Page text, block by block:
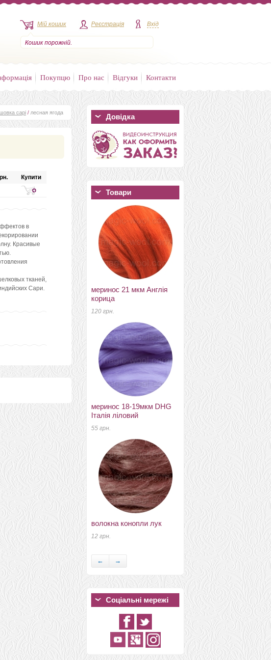
Мій кошик
Кошик порожній.
Реєстрація Вхід
Покупцю Про нас Відгуки Контакти
Довідка
Товари
меринос 21 мкм Англія
корица
120 грн.
меринос 18-19мкм DHG
Італія ліловий
55 грн.
волокна конопли лук
12 грн.
шовкTussah кольоровий
солнце (sun)
7 грн.
пряжа Пастила
Superwash киви
190 грн.
муліне для вишивання
№28 бововна
8 грн.
← →
Соціальні мережі
сарі / лесная ягода
Купити
в
Красивые
тканей,
Сари.